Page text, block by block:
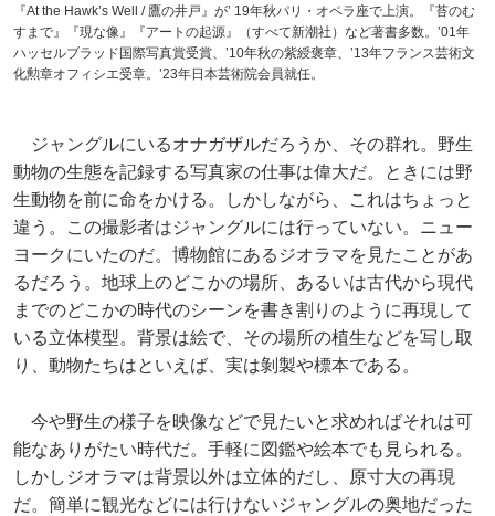
『At the Hawk’s Well / 鷹の井戸』が’ 19年秋パリ・オペラ座で上演。『苔のむ
すまで』『現な像』『アートの起源』（すべて新潮社）など著書多数。’01年
ハッセルブラッド国際写真賞受賞、’10年秋の紫綬褒章、’13年フランス芸術文
化勲章オフィシエ受章。’23年日本芸術院会員就任。
ジャングルにいるオナガザルだろうか、その群れ。野生
動物の生態を記録する写真家の仕事は偉大だ。ときには野
生動物を前に命をかける。しかしながら、これはちょっと
違う。この撮影者はジャングルには行っていない。ニュー
ヨークにいたのだ。博物館にあるジオラマを見たことがあ
るだろう。地球上のどこかの場所、あるいは古代から現代
までのどこかの時代のシーンを書き割りのように再現して
いる立体模型。背景は絵で、その場所の植生などを写し取
り、動物たちはといえば、実は剝製や標本である。
今や野生の様子を映像などで見たいと求めればそれは可
能なありがたい時代だ。手軽に図鑑や絵本でも見られる。
しかしジオラマは背景以外は立体的だし、原寸大の再現
だ。簡単に観光などには行けないジャングルの奥地だった